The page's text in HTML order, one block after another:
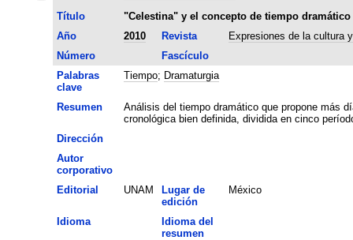
Título
"Celestina" y el concepto de tiempo dramático
Año
2010 Revista
Expresiones de la cultura
Número
Fascículo
Palabras
clave
Tiempo; Dramaturgia
Resumen
Análisis del tiempo dramático que propone más
cronológica bien definida, dividida en cinco
Dirección
Autor
corporativo
Editorial
UNAM
Lugar de
edición
México
Idioma
Idioma del
resumen